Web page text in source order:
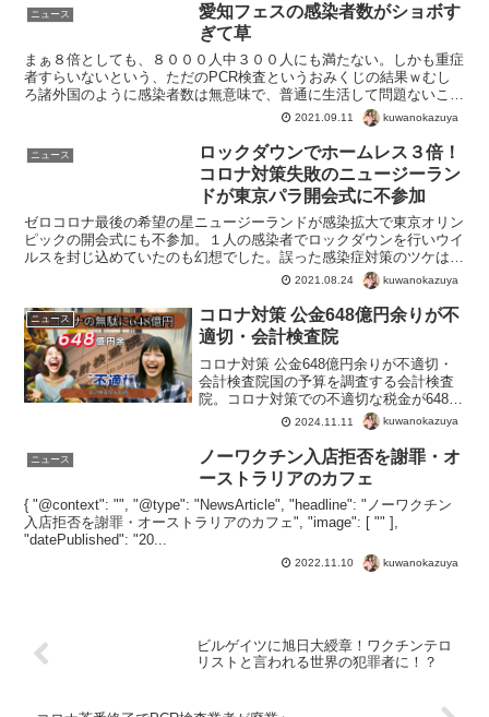
ニュース
愛知フェスの感染者数がショボす
ぎて草
まぁ８倍としても、８０００人中３００人にも満たない。しかも重症
者すらいないという、ただのPCR検査というおみくじの結果ｗむし
ろ諸外国のように感染者数は無意味で、普通に生活して問題ないこと
が確認されただけというｗインチキの代名詞PCR検査で３...
2021.09.11 kuwanokazuya
ニュース
ロックダウンでホームレス３倍！
コロナ対策失敗のニュージーラン
ドが東京パラ開会式に不参加
ゼロコロナ最後の希望の星ニュージーランドが感染拡大で東京オリン
ピックの開会式にも不参加。１人の感染者でロックダウンを行いウイ
ルスを封じ込めていたのも幻想でした。誤った感染症対策のツケは大
きそうです。ニュージーランドがロックダウンで獲得したの...
2021.08.24 kuwanokazuya
ニュース
コロナ対策 公金648億円余りが不
適切・会計検査院
コロナ対策 公金648億円余りが不適切・
会計検査院国の予算を調査する会計検査
院。コロナ対策での不適切な税金が648億
円と調査結果。無意味なPCR検査、感染
を防ぐことのないマスク、そして被害が
爆夏しているmRNAワクチン。これらな
どに関わる税...
2024.11.11 kuwanokazuya
ニュース
ノーワクチン入店拒否を謝罪・オ
ーストラリアのカフェ
{ "@context": "", "@type": "NewsArticle", "headline": "ノーワクチン
入店拒否を謝罪・オーストラリアのカフェ", "image": [ "" ],
"datePublished": "20...
2022.11.10 kuwanokazuya
ビルゲイツに旭日大綬章！ワクチンテロ
リストと言われる世界の犯罪者に！？